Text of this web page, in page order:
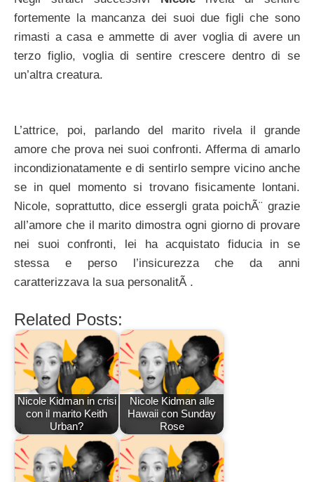
fortemente la mancanza dei suoi due figli che sono
rimasti a casa e ammette di aver voglia di avere un
terzo figlio, voglia di sentire crescere dentro di se
un’altra creatura.
L’attrice, poi, parlando del marito rivela il grande
amore che prova nei suoi confronti. Afferma di amarlo
incondizionatamente e di sentirlo sempre vicino anche
se in quel momento si trovano fisicamente lontani.
Nicole, soprattutto, dice essergli grata poichÃ¨ grazie
all’amore che il marito dimostra ogni giorno di provare
nei suoi confronti, lei ha acquistato fiducia in se
stessa e perso l’insicurezza che da anni
caratterizzava la sua personalitÃ .
Related Posts:
Nicole Kidman in crisi
con il marito Keith
Urban?
Nicole Kidman alle
Hawaii con Sunday
Rose